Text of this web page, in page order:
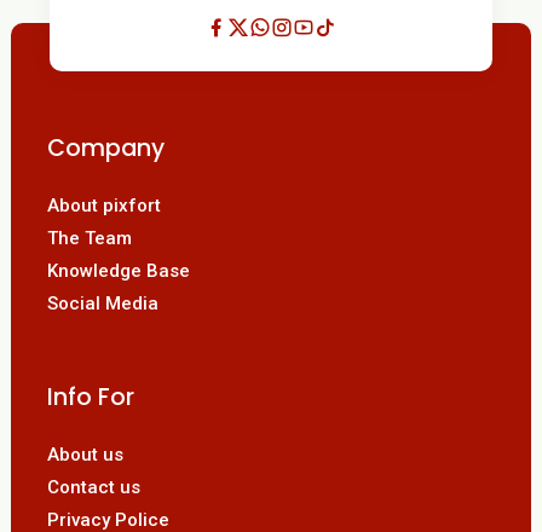
Company
About pixfort
The Team
Knowledge Base
Social Media
Info For
About us
Contact us
Privacy Police